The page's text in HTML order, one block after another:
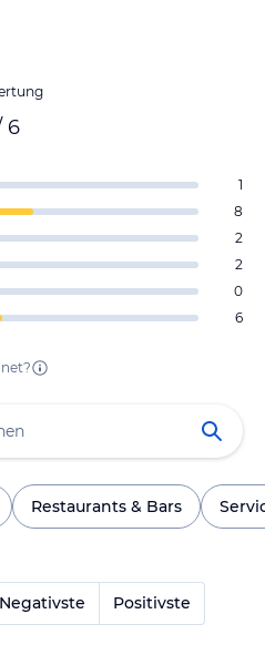
6
1
8
2
2
0
6
Restaurants & Bars
Negativste Positivste